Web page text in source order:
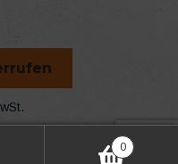
dem bisherigen
0